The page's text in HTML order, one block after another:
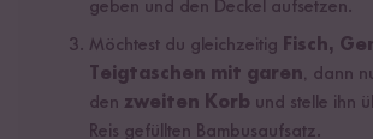
geben und den Deckel aufsetzen.
Möchtest du gleichzeitig Fisch,
Teigtaschen mit garen, dann
den zweiten Korb und stelle ihn
Reis gefüllten Bambusaufsatz.